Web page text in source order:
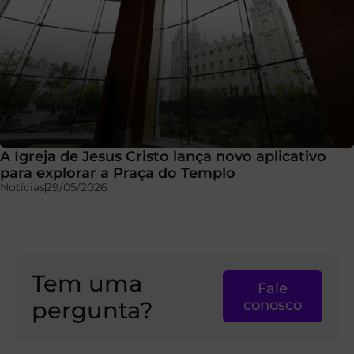
A Igreja de Jesus Cristo lança novo aplicativo
para explorar a Praça do Templo
Notícias29/05/2026
Tem uma
pergunta?
Fale
conosco